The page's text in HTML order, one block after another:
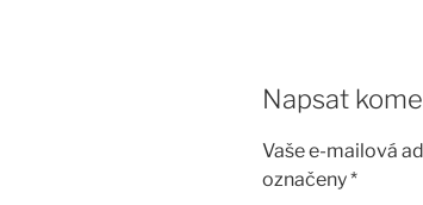
Napsat
Vaše e-mailová
označeny*